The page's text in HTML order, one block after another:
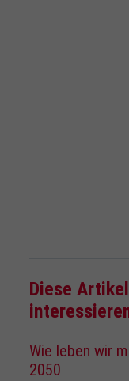
Diese
Wie leben wir
2050